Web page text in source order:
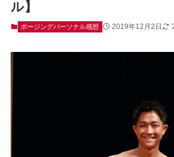
ル】
ポージングパーソナル感想 2019年12月2日